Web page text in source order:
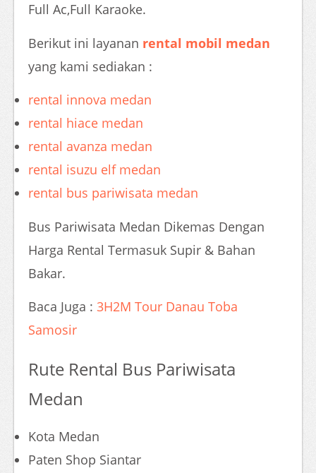
Full Ac,Full Karaoke.
Berikut ini layanan rental mobil medan
yang kami sediakan :
rental innova medan
rental hiace medan
rental avanza medan
rental isuzu elf medan
rental bus pariwisata medan
Bus Pariwisata Medan Dikemas Dengan
Harga Rental Termasuk Supir & Bahan
Bakar.
Baca Juga : 3H2M Tour Danau Toba
Samosir
Rute Rental Bus Pariwisata
Medan
Kota Medan
Paten Shop Siantar